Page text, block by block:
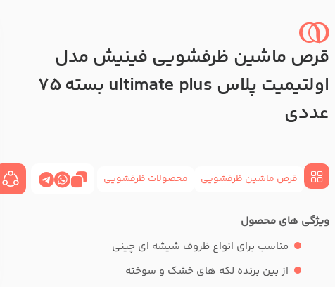
قرص ماشین ظرفشویی فینیش مدل
اولتیمیت پلاس ultimate plus بسته 75
عددی
قرص ماشین ظرفشویی محصولات ظرفشویی
ویژگی های محصول
مناسب برای انواع ظروف شیشه ای چینی
از بین برنده لکه های خشک و سوخته